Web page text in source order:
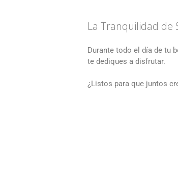
La Tranquilidad de
Durante todo el día de tu
te dediques a disfrutar.
¿Listos para que juntos